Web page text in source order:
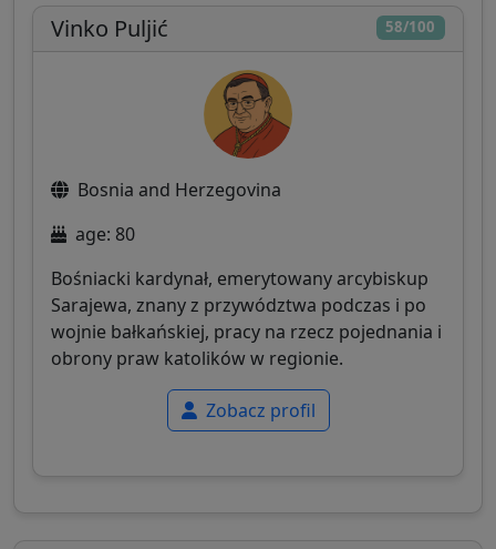
58/100
Vinko Puljić
Bosnia and Herzegovina
age: 80
Bośniacki kardynał, emerytowany arcybiskup
Sarajewa, znany z przywództwa podczas i po
wojnie bałkańskiej, pracy na rzecz pojednania i
obrony praw katolików w regionie.
Zobacz profil